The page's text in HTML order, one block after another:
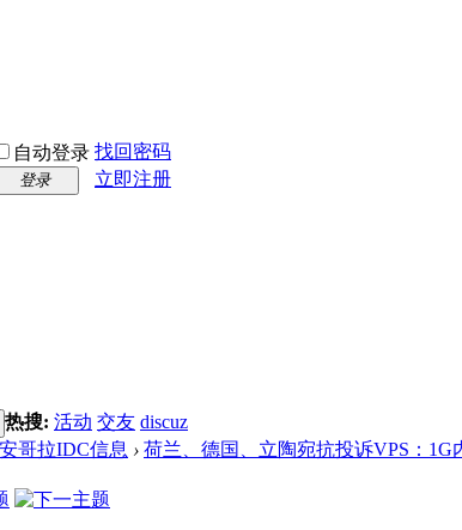
自动登录 找回密码
登录
立即注册
热搜: 活动 交友 discuz
安哥拉IDC信息 › 荷兰、德国、立陶宛抗投诉VPS：1G